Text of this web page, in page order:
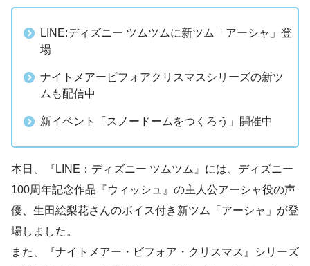
LINE:ディズニー ツムツムに新ツム「アーシャ」登
場
ナイトメアービフォアクリスマスシリーズの新ツ
ムも配信中
新イベント「スノードームをつくろう」開催中
本日、『LINE：ディズニー ツムツム』には、ディズニー
100周年記念作品『ウィッシュ』の主人公アーシャ役の声
優、生田絵梨花さんのボイス付き新ツム「アーシャ」が登
場しました。
また、『ナイトメアー・ビフォア・クリスマス』シリーズ